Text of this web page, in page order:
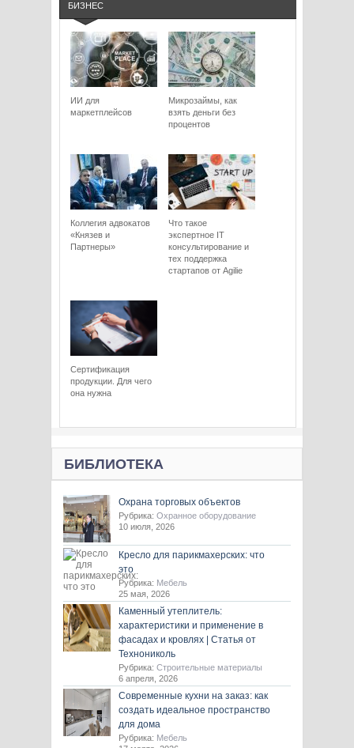
БИЗНЕС
ИИ для
маркетплейсов
Микрозаймы, как
взять деньги без
процентов
Коллегия адвокатов
«Князев и
Партнеры»
Что такое
экспертное IT
консультирование и
тех поддержка
стартапов от Agilie
Сертификация
продукции. Для чего
она нужна
БИБЛИОТЕКА
Охрана торговых объектов
Рубрика: Охранное оборудование
10 июля, 2026
Кресло для парикмахерских: что
это
Рубрика: Мебель
25 мая, 2026
Каменный утеплитель:
характеристики и применение в
фасадах и кровлях | Статья от
Технониколь
Рубрика: Строительные материалы
6 апреля, 2026
Современные кухни на заказ: как
создать идеальное пространство
для дома
Рубрика: Мебель